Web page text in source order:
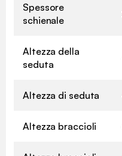
Spessore
schienale
Altezza della
seduta
Altezza di seduta
Altezza braccioli